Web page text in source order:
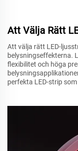
Att Välja Rätt
Att välja rätt LED-
belysningseffekterna.
flexibilitet och höga
perfekta LED-strip